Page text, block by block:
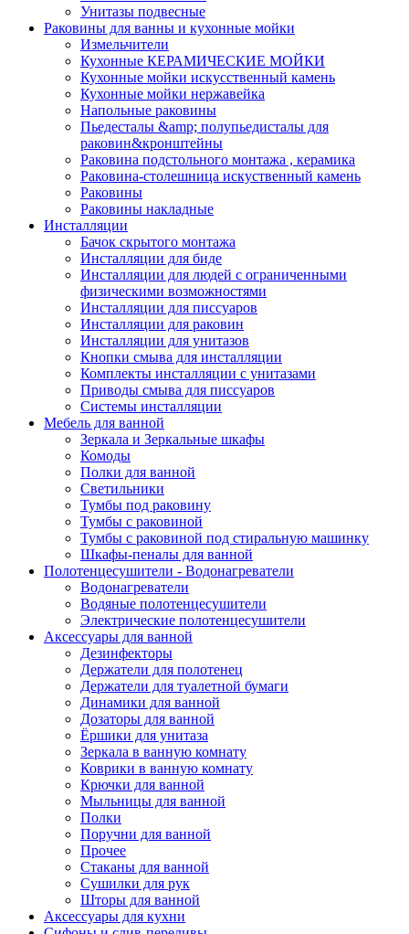
Унитазы подвесные
Раковины для ванны и кухонные мойки
Измельчители
Кухонные КЕРАМИЧЕСКИЕ МОЙКИ
Кухонные мойки искусственный камень
Кухонные мойки нержавейка
Напольные раковины
Пьедесталы &amp; полупьедисталы для
раковин&кронштейны
Раковина подстольного монтажа , керамика
Раковина-столешница искуственный камень
Раковины
Раковины накладные
Инсталляции
Бачок скрытого монтажа
Инсталляции для биде
Инсталляции для людей с ограниченными
физическими возможностями
Инсталляции для писсуаров
Инсталляции для раковин
Инсталляции для унитазов
Кнопки смыва для инсталляции
Комплекты инсталляции с унитазами
Приводы смыва для писсуаров
Системы инсталляции
Мебель для ванной
Зеркала и Зеркальные шкафы
Комоды
Полки для ванной
Светильники
Тумбы под раковину
Тумбы с раковиной
Тумбы с раковиной под стиральную машинку
Шкафы-пеналы для ванной
Полотенцесушители - Водонагреватели
Водонагреватели
Водяные полотенцесушители
Электрические полотенцесушители
Аксессуары для ванной
Дезинфекторы
Держатели для полотенец
Держатели для туалетной бумаги
Динамики для ванной
Дозаторы для ванной
Ёршики для унитаза
Зеркала в ванную комнату
Коврики в ванную комнату
Крючки для ванной
Мыльницы для ванной
Полки
Поручни для ванной
Прочее
Стаканы для ванной
Сушилки для рук
Шторы для ванной
Аксессуары для кухни